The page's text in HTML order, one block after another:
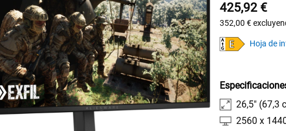
425,92 €
352,00 €
Hoja de
26,5" (67,3
2560 x